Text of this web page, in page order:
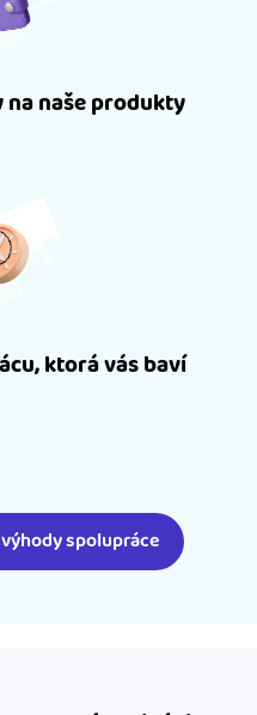
naše produkty
ktorá vás baví
spolupráce